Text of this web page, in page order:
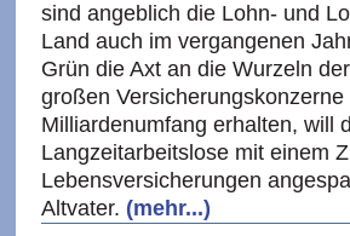
sind angeblich die Lohn- und
Land auch im vergangenen
Grün die Axt an die Wurzeln
großen
Milliardenumfang erhalten, will
Langzeitarbeitslose mit einem
Lebensversicherungen
Altvater. (mehr...)